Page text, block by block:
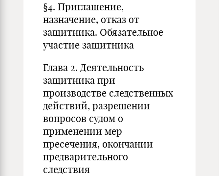
§4. Приглашение,
назначение, отказ от
защитника. Обязательное
участие защитника
Глава 2. Деятельность
защитника при
производстве следственных
действий, разрешении
вопросов судом о
применении мер
пресечения, окончании
предварительного
следствия